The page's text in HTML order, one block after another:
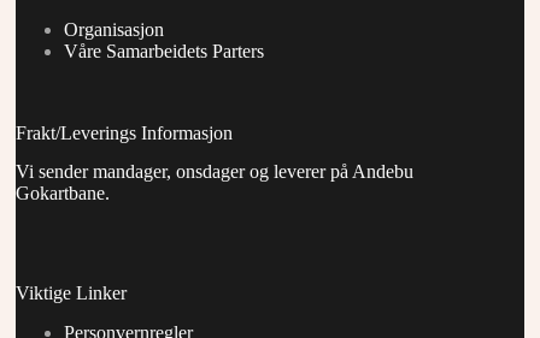
Organisasjon
Våre Samarbeidets Parters
Frakt/Leverings Informasjon
Vi sender mandager, onsdager og leverer på Andebu
Gokartbane.
Viktige Linker
Personvernregler